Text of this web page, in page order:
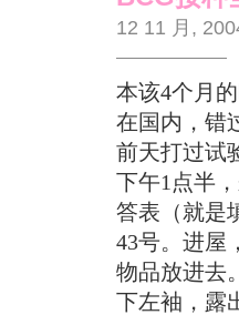
12 11 月,
本该4个月
在国内，错
前天打过试
下午1点半
答表（就是
43号。进屋
物品放进去
下左袖，露